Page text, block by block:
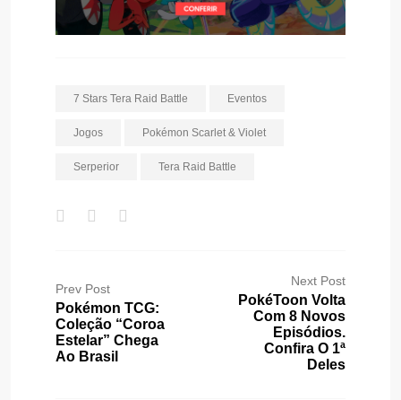
7 Stars Tera Raid Battle Eventos
Jogos Pokémon Scarlet & Violet
Serperior Tera Raid Battle
Prev Post
Pokémon TCG:
Coleção “Coroa
Estelar” Chega
Ao Brasil
Next Post
PokéToon Volta
Com 8 Novos
Episódios.
Confira O 1ª
Deles